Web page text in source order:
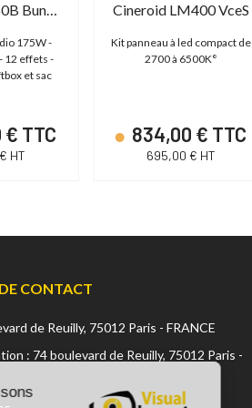
Nanlite FS 150B Bundle 2
175W -
12 effets -
et sac
TTC
HT
Cineroid LM400 VceS
Kit panneau à led compact de
2700 à 6500K°
834,00 € TTC
695,00 € HT
CONTACT
de Reuilly, 75012 Paris - FRANCE
: 74 boulevard de Reuilly, 75012 Paris -
utilisons